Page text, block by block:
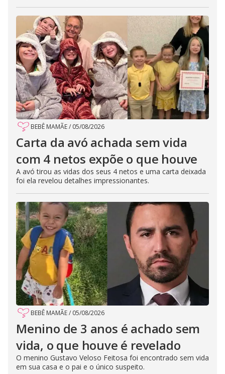
BEBÊ MAMÃE/ 05/08/2026
Carta da avó achada sem vida
com 4 netos expõe o que houve
A avó tirou as vidas dos seus 4 netos e uma carta deixada
foi ela revelou detalhes impressionantes.
BEBÊ MAMÃE/ 05/08/2026
Menino de 3 anos é achado sem
vida, o que houve é revelado
O menino Gustavo Veloso Feitosa foi encontrado sem vida
em sua casa e o pai e o único suspeito.